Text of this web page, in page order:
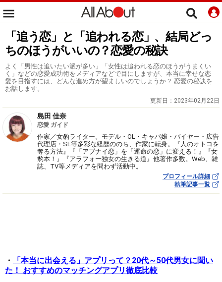
「追う恋」と「追われる恋」、結局どっ
ちのほうがいいの？恋愛の秘訣
よく「男性は追いたい派が多い」「女性は追われる恋のほうがうまくい
く」などの恋愛成功術をメディアなどで目にしますが、本当に幸せな恋
愛を目指すには、どんな進め方が望ましいのでしょうか？ 恋愛の秘訣を
お話します。
更新日： 2023年02月22日
島田 佳奈
恋愛 ガイド
作家／女豹ライター。モデル・OL・キャバ嬢・バイヤー・広告
代理店・SE等多彩な経歴ののち、作家に転身。『人のオトコを
奪る方法』『「アブナイ恋」を「運命の恋」に変える！』『女
豹本！』『アラフォー独女の生きる道』他著作多数。Web、雑
誌、TV等メディアを問わず活動中。
プロフィール詳細
執筆記事一覧
・
「本当に出会える」アプリって？20代～50代男女に聞い
た！ おすすめのマッチングアプリ徹底比較